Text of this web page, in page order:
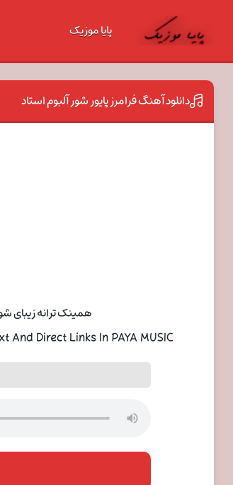
پایا موزیک
دانلود آهنگ فرامرز پایور شور آلبوم استاد
همینک ترانه زیبای
And Direct Links In PAYA MUSIC